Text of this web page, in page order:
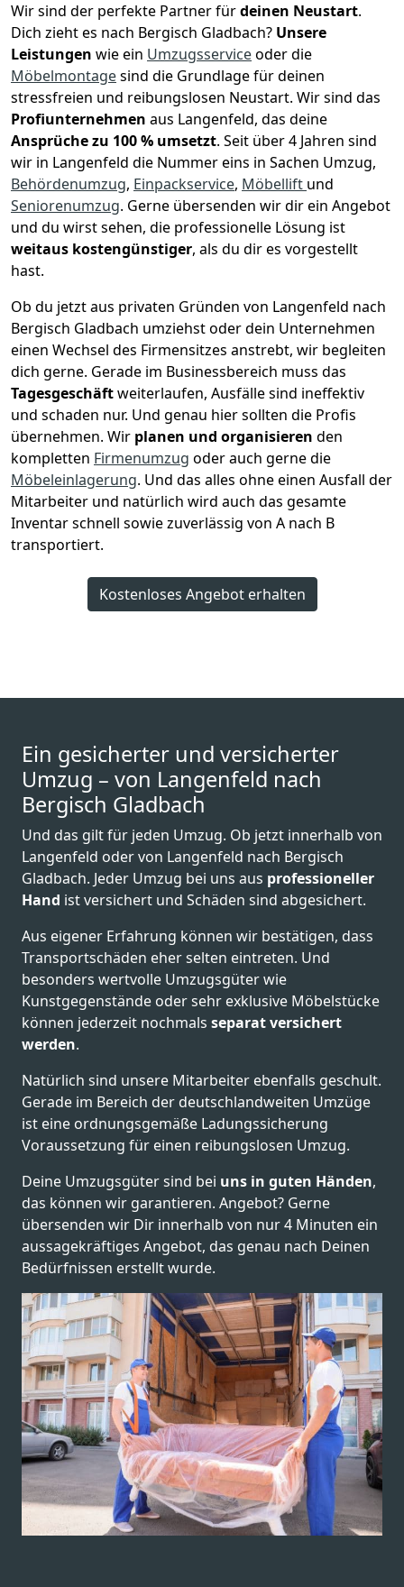
Wir sind der perfekte Partner fürdeinen Neustart.
Dich zieht es nach Bergisch Gladbach? Unsere
Leistungen wie ein Umzugsserviceoder die
Möbelmontagesind die Grundlage für deinen
stressfreien und reibungslosen Neustart. Wir sind das
Profiunternehmen aus Langenfeld, das deine
Ansprüche zu 100 % umsetzt. Seit über 4 Jahren sind
wir in Langenfeld die Nummer eins in Sachen Umzug,
Behördenumzug, Einpackservice, Möbellift und
Seniorenumzug. Gerne übersenden wir dir ein Angebot
und du wirst sehen, die professionelle Lösung ist
weitaus kostengünstiger, als du dir es vorgestellt
hast.
Ob du jetzt aus privaten Gründen von Langenfeld nach
Bergisch Gladbach umziehst oder dein Unternehmen
einen Wechsel des Firmensitzes anstrebt, wir begleiten
dich gerne. Gerade im Businessbereich muss das
Tagesgeschäftweiterlaufen, Ausfälle sind ineffektiv
und schaden nur. Und genau hier sollten die Profis
übernehmen. Wir planen und organisieren den
kompletten Firmenumzug oder auch gerne die
Möbeleinlagerung. Und das alles ohne einen Ausfall der
Mitarbeiter und natürlich wird auch das gesamte
Inventar schnell sowie zuverlässig von A nach B
transportiert.
Kostenloses Angebot erhalten
Ein gesicherter und versicherter
Umzug – von Langenfeld nach
Bergisch Gladbach
Und das gilt für jeden Umzug. Ob jetzt innerhalb von
Langenfeld oder von Langenfeld nach Bergisch
Gladbach. Jeder Umzug bei uns aus professioneller
Hand ist versichert und Schäden sind abgesichert.
Aus eigener Erfahrung können wir bestätigen, dass
Transportschäden eher selten eintreten. Und
besonders wertvolle Umzugsgüter wie
Kunstgegenstände oder sehr exklusive Möbelstücke
können jederzeit nochmals separat versichert
werden.
Natürlich sind unsere Mitarbeiter ebenfalls geschult.
Gerade im Bereich der deutschlandweiten Umzüge
ist eine ordnungsgemäße Ladungssicherung
Voraussetzung für einen reibungslosen Umzug.
Deine Umzugsgüter sind bei uns in guten Händen,
das können wir garantieren. Angebot? Gerne
übersenden wir Dir innerhalb von nur 4 Minuten ein
aussagekräftiges Angebot, das genau nach Deinen
Bedürfnissen erstellt wurde.